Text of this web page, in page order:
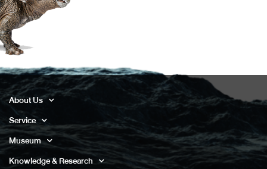
About Us
Service
Museum
Knowledge & Research